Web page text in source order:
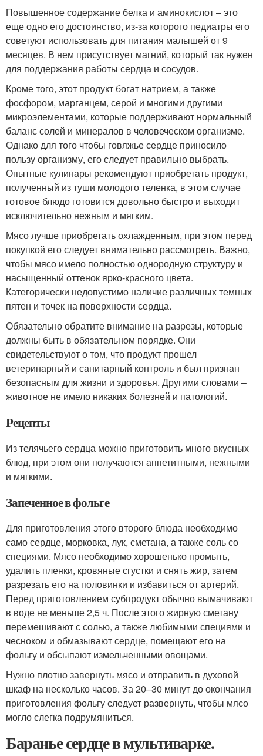
Повышенное содержание белка и аминокислот – это
еще одно его достоинство, из-за которого педиатры его
советуют использовать для питания малышей от 9
месяцев. В нем присутствует магний, который так нужен
для поддержания работы сердца и сосудов.
Кроме того, этот продукт богат натрием, а также
фосфором, марганцем, серой и многими другими
микроэлементами, которые поддерживают нормальный
баланс солей и минералов в человеческом организме.
Однако для того чтобы говяжье сердце приносило
пользу организму, его следует правильно выбрать.
Опытные кулинары рекомендуют приобретать продукт,
полученный из туши молодого теленка, в этом случае
готовое блюдо готовится довольно быстро и выходит
исключительно нежным и мягким.
Мясо лучше приобретать охлажденным, при этом перед
покупкой его следует внимательно рассмотреть. Важно,
чтобы мясо имело полностью однородную структуру и
насыщенный оттенок ярко-красного цвета.
Категорически недопустимо наличие различных темных
пятен и точек на поверхности сердца.
Обязательно обратите внимание на разрезы, которые
должны быть в обязательном порядке. Они
свидетельствуют о том, что продукт прошел
ветеринарный и санитарный контроль и был признан
безопасным для жизни и здоровья. Другими словами –
животное не имело никаких болезней и патологий.
Рецепты
Из телячьего сердца можно приготовить много вкусных
блюд, при этом они получаются аппетитными, нежными
и мягкими.
Запеченное в фольге
Для приготовления этого второго блюда необходимо
само сердце, морковка, лук, сметана, а также соль со
специями. Мясо необходимо хорошенько промыть,
удалить пленки, кровяные сгустки и снять жир, затем
разрезать его на половинки и избавиться от артерий.
Перед приготовлением субпродукт обычно вымачивают
в воде не меньше 2,5 ч. После этого жирную сметану
перемешивают с солью, а также любимыми специями и
чесноком и обмазывают сердце, помещают его на
фольгу и обсыпают измельченными овощами.
Нужно плотно завернуть мясо и отправить в духовой
шкаф на несколько часов. За 20–30 минут до окончания
приготовления фольгу следует развернуть, чтобы мясо
могло слегка подрумяниться.
Баранье сердце в мультиварке.